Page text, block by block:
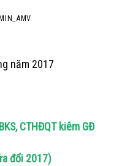
năm 2017
CTHĐQT kiêm GĐ
đổi 2017)